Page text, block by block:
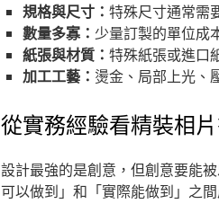
規格與尺寸： 特殊尺寸通常需
數量多寡： 少量訂製的單位成
紙張與材質： 特殊紙張或進口
加工工藝： 燙金、局部上光、
從實務經驗看精裝相
設計最強的是創意，但創意要能
可以做到」和「實際能做到」之間